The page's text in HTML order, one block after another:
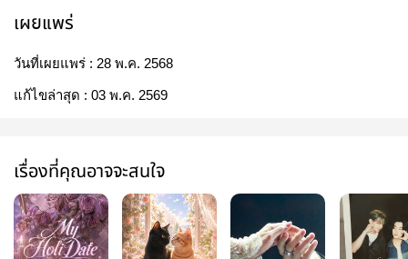
เผยแพร่
วันที่เผยแพร่ : 28 พ.ค. 2568
แก้ไขล่าสุด : 03 พ.ค. 2569
เรื่องที่คุณอาจจะสนใจ